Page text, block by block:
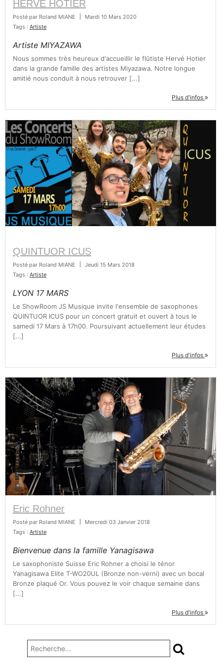
TROMPETTE CORNET BUGLE
TUBA
FLÛTE À BEC
HAUTBOIS
PIANO
SAXHORN EUPHONIUM
SAXOPHONE
TROMPETTE CORNET BUGLE
TUBA
TUBA
TROMPETTE CORNET BUGLE
TUBA
HERVÉ HOTIER
Posté par Roland MIANE
Mardi 10 Mars 2020
Tags : Artiste
Artiste MIYAZAWA
Nous sommes très heureux d'accueillir le flûtiste Hervé Hotier
dans la grande famille des artistes Miyazawa. Notre longue
amitié nous conduit à nous retrouver [...]
Plus d'infos
QUINTUOR ICUS
Posté par Roland MIANE
Jeudi 15 Mars 2018
Tags : Artiste
LYON 17 MARS
Le ShowRoom JS Musique invite l'ensemble de saxophones
QUINTUOR ICUS pour un concert gratuit et ouvert à tous le
samedi 17 Mars à 17h00. Poursuivant actuellement leur études
[...]
Plus d'infos
Eric Rohner
Posté par Roland MIANE
Mercredi 03 Janvier 2018
Tags : Artiste
Bienvenue dans la famille Yanagisawa
Le saxophoniste Suisse Eric Rohner a choisi le ténor
Yanagisawa Elite T-WO20UL (Bronze non-verni) avec un bocal
Bronze plaqué Or. Vous pouvez le voir chaque semaine dans
[...]
Plus d'infos